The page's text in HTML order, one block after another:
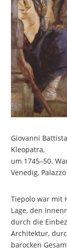
Giovanni
Kleopatra,
um 1745–50.
Venedig,
Tiepolo war mit
Lage, den
durch die
Architektur,
barocken